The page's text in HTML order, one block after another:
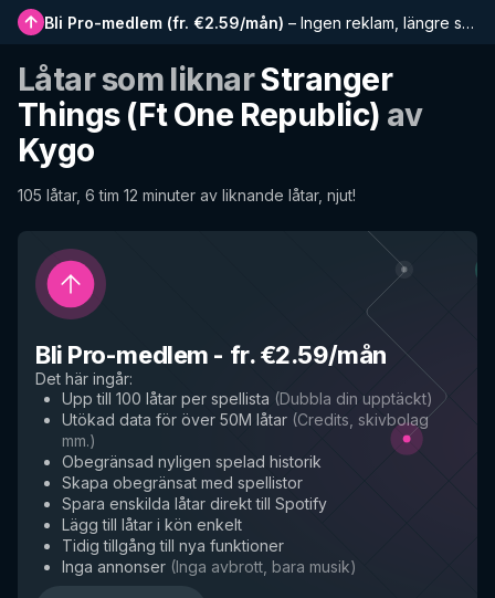
Bli Pro-medlem (fr. €2.59/mån) – Ingen reklam, längre spellistor, komplett historik och tidig tillgång till nya funktioner
Låtar som liknarStranger
Things (Ft One Republic) av
Kygo
105 låtar, 6 tim 12 minuter av liknande låtar, njut!
Bli Pro-medlem - fr. €2.59/mån
Det här ingår:
Upp till 100 låtar per spellista (Dubbla din upptäckt)
Utökad data för över 50M låtar (Credits, skivbolag
mm.)
Obegränsad nyligen spelad historik
Skapa obegränsat med spellistor
Spara enskilda låtar direkt till Spotify
Lägg till låtar i kön enkelt
Tidig tillgång till nya funktioner
Inga annonser (Inga avbrott, bara musik)